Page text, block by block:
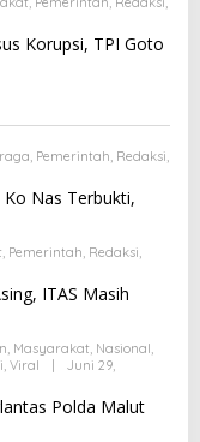
Korupsi, TPI Goto
, Pemerintah, Redaksi,
Ko Nas Terbukti,
, Pemerintah, Redaksi,
ITAS Masih
, Masyarakat, Nasional,
, Viral
Juni 29,
Polda Malut